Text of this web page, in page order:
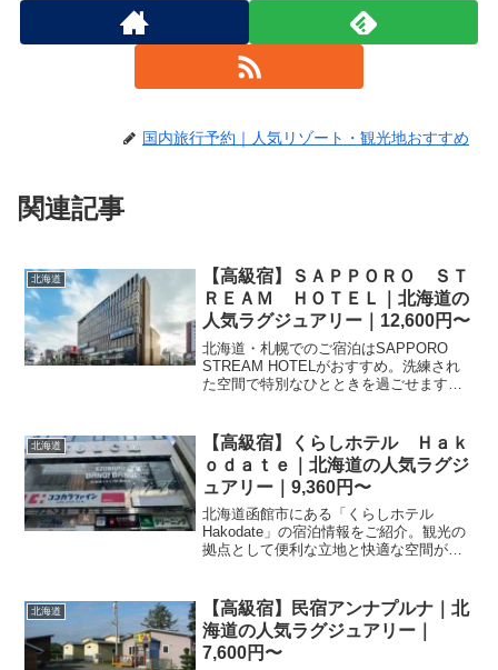
国内旅行予約｜人気リゾート・観光地おすすめ
関連記事
北海道
【高級宿】ＳＡＰＰＯＲＯ ＳＴ
ＲＥＡＭ ＨＯＴＥＬ｜北海道の
人気ラグジュアリー｜12,600円〜
北海道・札幌でのご宿泊はSAPPORO
STREAM HOTELがおすすめ。洗練され
た空間で特別なひとときを過ごせます。
ょう。
北海道
【高級宿】くらしホテル Ｈａｋ
ｏｄａｔｅ｜北海道の人気ラグジ
ュアリー｜9,360円〜
北海道函館市にある「くらしホテル
Hakodate」の宿泊情報をご紹介。観光の
拠点として便利な立地と快適な空間が魅
ジにてご確認ください。
北海道
【高級宿】民宿アンナプルナ｜北
海道の人気ラグジュアリー｜
7,600円〜